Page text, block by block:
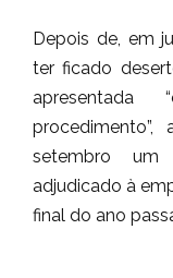
Depois de, em
ter ficado
setembro
adjudicado à
final do ano